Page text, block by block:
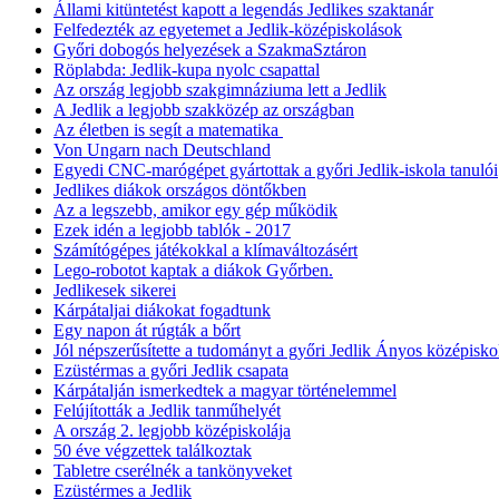
Állami kitüntetést kapott a legendás Jedlikes szaktanár
Felfedezték az egyetemet a Jedlik-középiskolások
Győri dobogós helyezések a SzakmaSztáron
Röplabda: Jedlik-kupa nyolc csapattal
Az ország legjobb szakgimnáziuma lett a Jedlik
A Jedlik a legjobb szakközép az országban
Az életben is segít a matematika
Von Ungarn nach Deutschland
Egyedi CNC-marógépet gyártottak a győri Jedlik-iskola tanulói
Jedlikes diákok országos döntőkben
Az a legszebb, amikor egy gép működik
Ezek idén a legjobb tablók - 2017
Számítógépes játékokkal a klímaváltozásért
Lego-robotot kaptak a diákok Győrben.
Jedlikesek sikerei
Kárpátaljai diákokat fogadtunk
Egy napon át rúgták a bőrt
Jól népszerűsítette a tudományt a győri Jedlik Ányos
Ezüstérmas a győri Jedlik csapata
Kárpátalján ismerkedtek a magyar történelemmel
Felújították a Jedlik tanműhelyét
A ország 2. legjobb középiskolája
50 éve végzettek találkoztak
Tabletre cserélnék a tankönyveket
Ezüstérmes a Jedlik